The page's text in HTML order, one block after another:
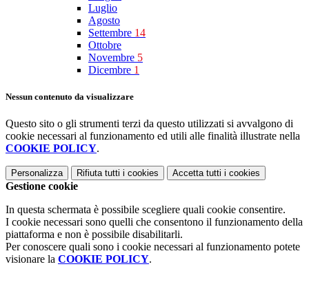
Luglio
Agosto
Settembre 14
Ottobre
Novembre 5
Dicembre 1
Nessun contenuto da visualizzare
Questo sito o gli strumenti terzi da questo utilizzati si avvalgono di
cookie necessari al funzionamento ed utili alle finalità illustrate nella
COOKIE POLICY.
Personalizza Rifiuta tutti i cookies Accetta tutti i cookies
Gestione cookie
In questa schermata è possibile scegliere quali cookie consentire.
I cookie necessari sono quelli che consentono il funzionamento della
piattaforma e non è possibile disabilitarli.
Per conoscere quali sono i cookie necessari al funzionamento potete
visionare la COOKIE POLICY.